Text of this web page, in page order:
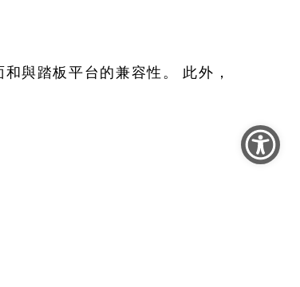
與踏板平台的兼容性。 此外，